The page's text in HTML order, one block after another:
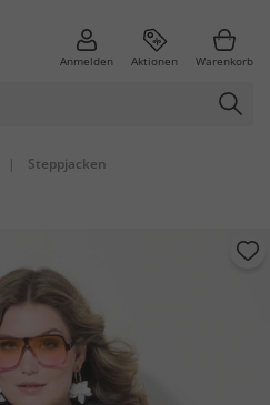
Anmelden Aktionen Warenkorb
| Steppjacken